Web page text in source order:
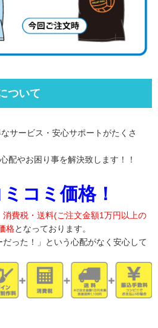
ついて
サービス・安心サポートがたくさ
配やお困り事を解決致します！！
コミ価格！
消費税・送料(ご注文金額1万円以上の
格となっております。
だった！」という心配がなく安心して